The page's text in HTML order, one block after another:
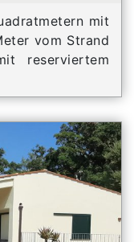
mit
vom Strand
reserviertem